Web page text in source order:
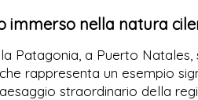
immerso nella natura
Patagonia, a Puerto Natales,
rappresenta un esempio
straordinario della